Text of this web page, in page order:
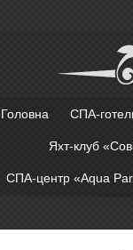
Головна СПА-
Яхт-клуб
СПА-центр «Aqua